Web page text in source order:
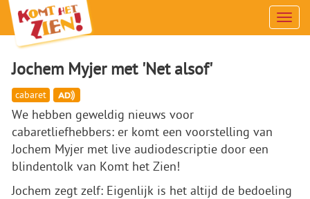
Menu
Jochem Myjer met 'Net alsof'
cabaret
We hebben geweldig nieuws voor
cabaretliefhebbers: er komt een voorstelling van
Jochem Myjer met live audiodescriptie door een
blindentolk van Komt het Zien!
Jochem zegt zelf: Eigenlijk is het altijd de bedoeling